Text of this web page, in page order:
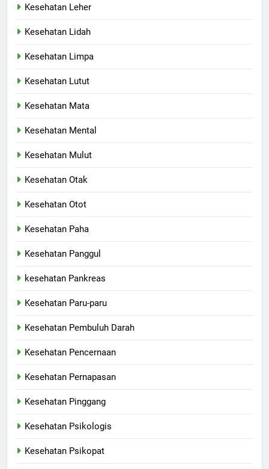
Kesehatan Leher
Kesehatan Lidah
Kesehatan Limpa
Kesehatan Lutut
Kesehatan Mata
Kesehatan Mental
Kesehatan Mulut
Kesehatan Otak
Kesehatan Otot
Kesehatan Paha
Kesehatan Panggul
kesehatan Pankreas
Kesehatan Paru-paru
Kesehatan Pembuluh Darah
Kesehatan Pencernaan
Kesehatan Pernapasan
Kesehatan Pinggang
Kesehatan Psikologis
Kesehatan Psikopat